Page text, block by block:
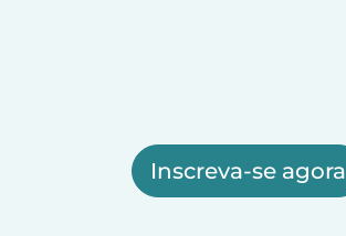
Inscreva-se agora